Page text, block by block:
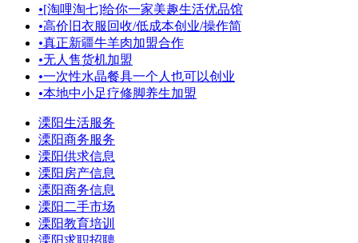
•[淘哩淘七]给你一家美趣生活优品馆
•高价旧衣服回收/低成本创业/操作简
•真正新疆牛羊肉加盟合作
•无人售货机加盟
•一次性水晶餐具一个人也可以创业
•本地中小足疗修脚养生加盟
溧阳生活服务
溧阳商务服务
溧阳供求信息
溧阳房产信息
溧阳商务信息
溧阳二手市场
溧阳教育培训
溧阳求职招聘